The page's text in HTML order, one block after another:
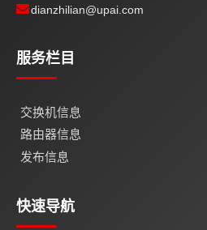
dianzhilian@upai.com
服务栏目
交换机信息
路由器信息
发布信息
快速导航